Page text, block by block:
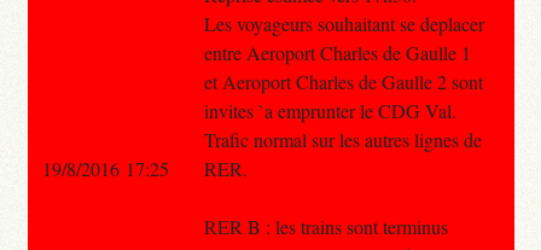
Les voyageurs souhaitant se deplacer
entre Aeroport Charles de Gaulle 1
et Aeroport Charles de Gaulle 2 sont
invites `a emprunter le CDG Val.
Trafic normal sur les autres lignes de
RER.
RER B : les trains sont terminus
19/8/2016 17:25